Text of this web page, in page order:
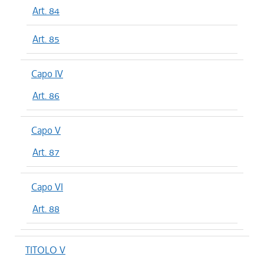
Art. 84
Art. 85
Capo IV
Art. 86
Capo V
Art. 87
Capo VI
Art. 88
TITOLO V